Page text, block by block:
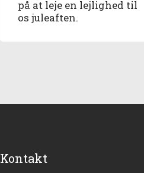
på at leje en lejlighed til
os juleaften.
Kontakt